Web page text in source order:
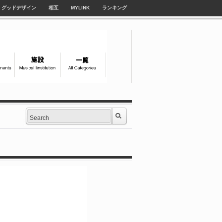
グッドデザイン 相互 MYLINK ランキング